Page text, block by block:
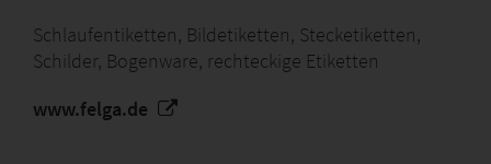
Schlaufentiketten, Bildetiketten, Stecketiketten,
Schilder, Bogenware, rechteckige Etiketten
www.felga.de